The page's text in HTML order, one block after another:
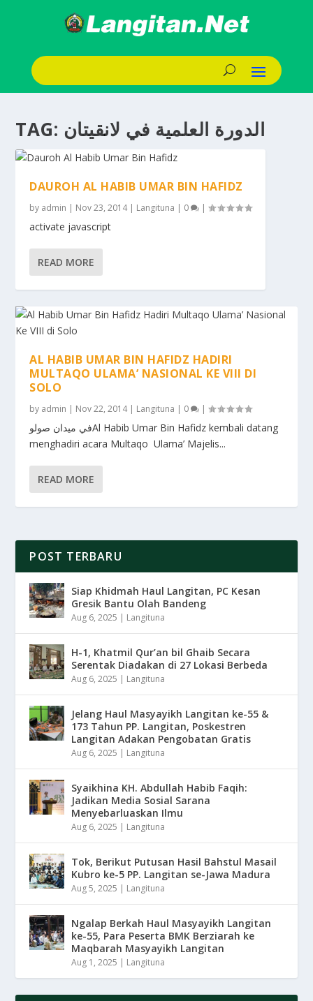
TAG: الدورة العلمية في لانقيتان
DAUROH AL HABIB UMAR BIN HAFIDZ
by admin | Nov 23, 2014| Langituna | 0 |
activate javascript
READ MORE
AL HABIB UMAR BIN HAFIDZ HADIRI
MULTAQO ULAMA’ NASIONAL KE VIII DI
SOLO
by admin | Nov 22, 2014| Langituna | 0 |
في ميدان صولوAl Habib Umar Bin Hafidz kembali datang
menghadiri acara Multaqo Ulama’ Majelis...
READ MORE
POST TERBARU
Siap Khidmah Haul Langitan, PC Kesan
Gresik Bantu Olah Bandeng
Aug 6, 2025 | Langituna
H-1, Khatmil Qur’an bil Ghaib Secara
Serentak Diadakan di 27 Lokasi Berbeda
Aug 6, 2025 | Langituna
Jelang Haul Masyayikh Langitan ke-55 &
173 Tahun PP. Langitan, Poskestren
Langitan Adakan Pengobatan Gratis
Aug 6, 2025 | Langituna
Syaikhina KH. Abdullah Habib Faqih:
Jadikan Media Sosial Sarana
Menyebarluaskan Ilmu
Aug 6, 2025 | Langituna
Tok, Berikut Putusan Hasil Bahstul Masail
Kubro ke-5 PP. Langitan se-Jawa Madura
Aug 5, 2025 | Langituna
Ngalap Berkah Haul Masyayikh Langitan
ke-55, Para Peserta BMK Berziarah ke
Maqbarah Masyayikh Langitan
Aug 1, 2025 | Langituna